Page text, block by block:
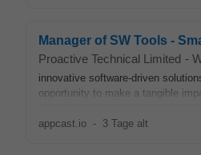
Manager of SW Tools -
Proactive Technical Limited -
innovative software-driven
opportunity to make a tangible
appcast.io - 3 Tage alt